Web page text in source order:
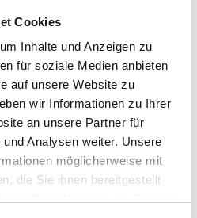
Cookies
Inhalte und Anzeigen zu
für soziale Medien anbieten
auf unsere Website zu
wir Informationen zu Ihrer
an unsere Partner für
Analysen weiter. Unsere
möglicherweise mit
die Sie ihnen bereitgestellt